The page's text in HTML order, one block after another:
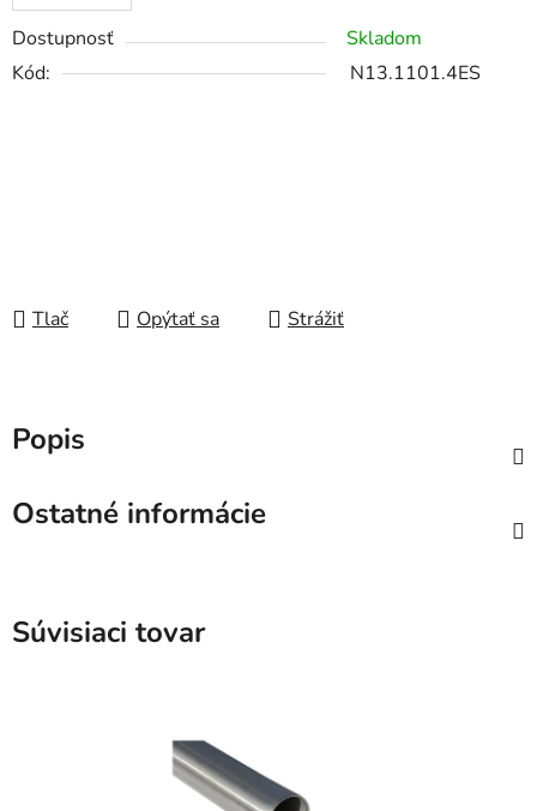
Dostupnosť
Skladom
Kód:
N13.1101.4ES
Tlač Opýtať sa Strážiť
Popis
Ostatné informácie
Súvisiaci tovar